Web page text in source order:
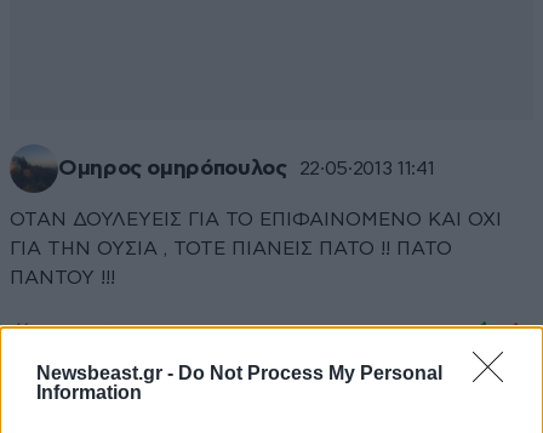
Newsbeast.gr - Do Not Process My Personal
Information
Ομηρος ομηρόπουλος 22·05·2013 11:41
ΟΤΑΝ ΔΟΥΛΕΥΕΙΣ ΓΙΑ ΤΟ ΕΠΙΦΑΙΝΟΜΕΝΟ ΚΑΙ ΟΧΙ
ΓΙΑ ΤΗΝ ΟΥΣΙΑ , ΤΟΤΕ ΠΙΑΝΕΙΣ ΠΑΤΟ !! ΠΑΤΟ
ΠΑΝΤΟΥ !!!
Απαντήστε 1 1